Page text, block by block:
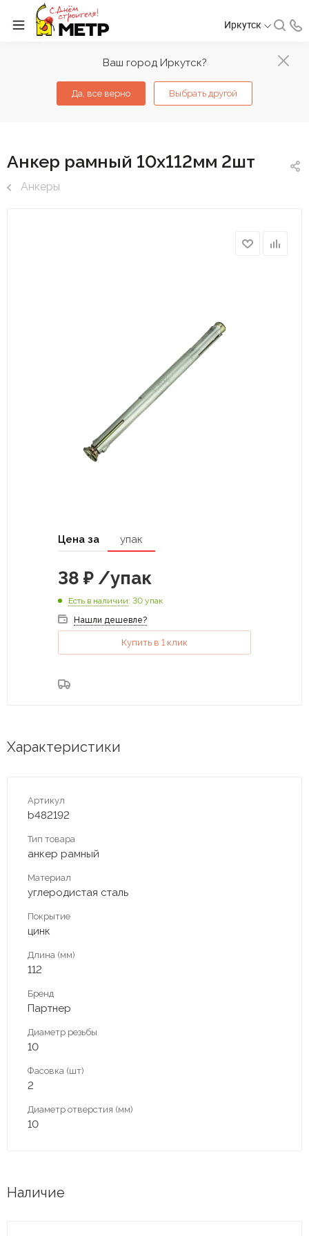
Ваш город Иркутск?
Да, все верно Выбрать другой
Иркутск
Анкер рамный 10х112мм 2шт
Анкеры
Цена за упак
38 ₽ /упак
Есть в наличии: 30 упак
Нашли дешевле?
Купить в 1 клик
Характеристики
Артикул
b482192
Тип товара
анкер рамный
Материал
углеродистая сталь
Покрытие
цинк
Длина (мм)
112
Бренд
Партнер
Диаметр резьбы
10
Фасовка (шт)
2
Диаметр отверстия (мм)
10
Наличие